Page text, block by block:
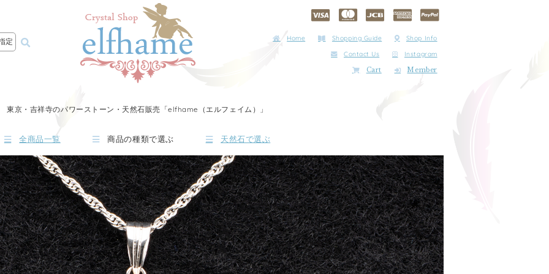
定 Home Shopping Guide
Shop Info
Contact Us
Instagram
Cart
Member
東京・吉祥寺のパワーストーン・天然石販売「elfhame（エルフェイム）」
全商品一覧 商品の種類で選ぶ 天然石で選ぶ